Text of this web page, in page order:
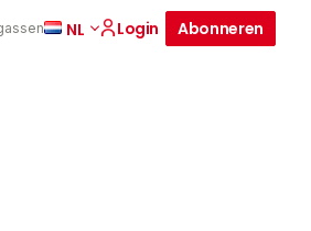
NL Login Abonneren